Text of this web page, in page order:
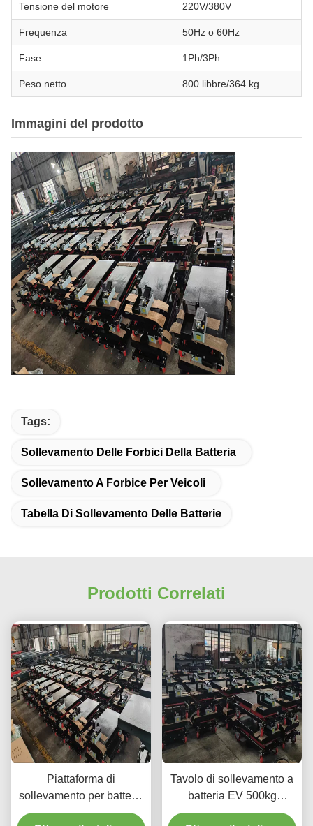
Tensione del motore 220V/380V
Frequenza 50Hz o 60Hz
Fase 1Ph/3Ph
Peso netto 800 libbre/364 kg
Immagini del prodotto
Tags:
Sollevamento Delle Forbici Della Batteria
Sollevamento A Forbice Per Veicoli
Tabella Di Sollevamento Delle Batterie
Prodotti Correlati
Piattaforma di
sollevamento per batterie
per veicoli elettrici a
Tavolo di sollevamento a
batteria EV 500kg
Piattaforma di